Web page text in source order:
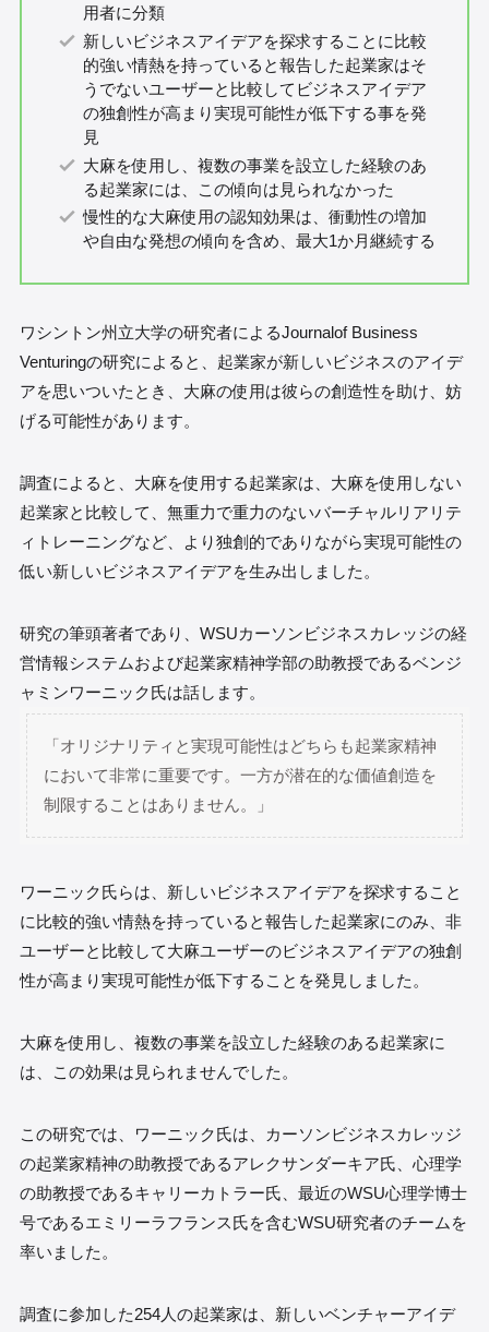
用者に分類
新しいビジネスアイデアを探求することに比較
的強い情熱を持っていると報告した起業家はそ
うでないユーザーと比較してビジネスアイデア
の独創性が高まり実現可能性が低下する事を発
見
大麻を使用し、複数の事業を設立した経験のあ
る起業家には、この傾向は見られなかった
慢性的な大麻使用の認知効果は、衝動性の増加
や自由な発想の傾向を含め、最大1か月継続する
ワシントン州立大学の研究者によるJournalof Business
Venturingの研究によると、起業家が新しいビジネスのアイデ
アを思いついたとき、大麻の使用は彼らの創造性を助け、妨
げる可能性があります。
調査によると、大麻を使用する起業家は、大麻を使用しない
起業家と比較して、無重力で重力のないバーチャルリアリテ
ィトレーニングなど、より独創的でありながら実現可能性の
低い新しいビジネスアイデアを生み出しました。
研究の筆頭著者であり、WSUカーソンビジネスカレッジの経
営情報システムおよび起業家精神学部の助教授であるベンジ
ャミンワーニック氏は話します。
「オリジナリティと実現可能性はどちらも起業家精神
において非常に重要です。一方が潜在的な価値創造を
制限することはありません。」
ワーニック氏らは、新しいビジネスアイデアを探求すること
に比較的強い情熱を持っていると報告した起業家にのみ、非
ユーザーと比較して大麻ユーザーのビジネスアイデアの独創
性が高まり実現可能性が低下することを発見しました。
大麻を使用し、複数の事業を設立した経験のある起業家に
は、この効果は見られませんでした。
この研究では、ワーニック氏は、カーソンビジネスカレッジ
の起業家精神の助教授であるアレクサンダーキア氏、心理学
の助教授であるキャリーカトラー氏、最近のWSU心理学博士
号であるエミリーラフランス氏を含むWSU研究者のチームを
率いました。
調査に参加した254人の起業家は、新しいベンチャーアイデ